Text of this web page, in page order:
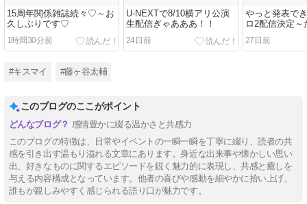
15周年関係雑誌続々♡～お
久しぶりです♡
1時間30分前
U-NEXTで8/10横アリ公演
生配信ぎゃあああ！！
24日前
やっと発表で
ロ2配信決定～
らむ0710
27日前
#キスマイ #藤ヶ谷太輔
このブログのここがポイント
感情豊かに綴る温かさと共感力
このブログの特徴は、日常やイベントの一瞬一瞬を丁寧に綴り、読者の共
感を引き出す温もり溢れる文章にあります。身近な出来事や懐かしい思い
出、好きなものに関するエピソードを鋭く魅力的に表現し、共感と癒しを
与える内容構成となっています。他者の喜びや感動を細やかに拾い上げ、
誰もが親しみやすく感じられる語り口が魅力です。